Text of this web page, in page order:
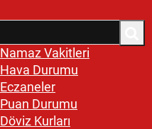
Namaz Vakitleri
Hava Durumu
Eczaneler
Puan Durumu
Döviz Kurları